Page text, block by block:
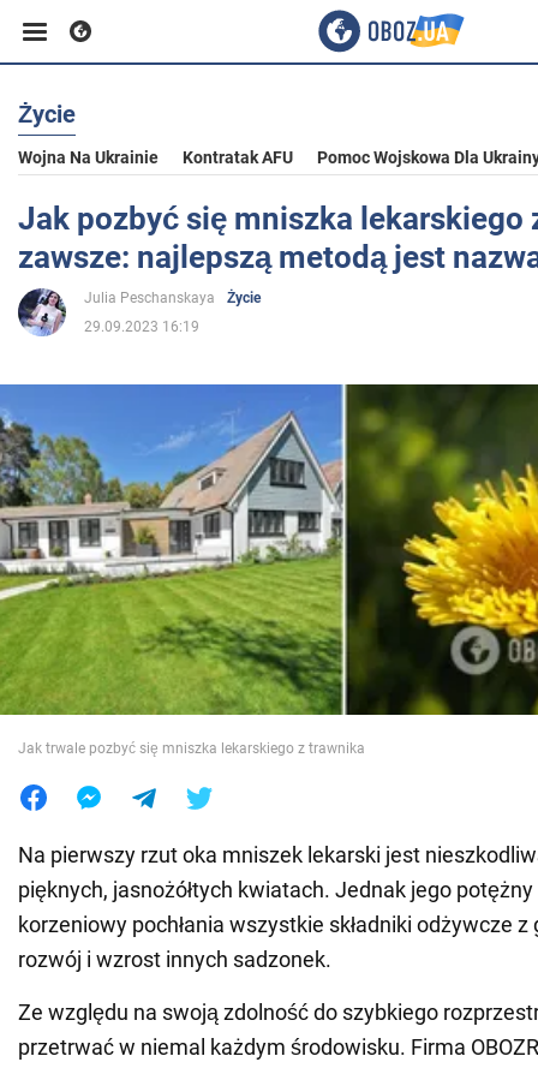
Biznes
Sport
Rozrywka
Polityka
Społeczeństwo
Wojna na Ukrainie
Świat
Jedzenie
Życie
Wojna Na Ukrainie Kontratak AFU Pomoc Wojskowa Dla
Jak pozbyć się mniszka lekarskiego
zawsze: najlepszą metodą jest
Julia Peschanskaya
Życie
29.09.2023 16:19
Jak trwale pozbyć się mniszka lekarskiego z trawnika
Na pierwszy rzut oka mniszek lekarski jest
pięknych, jasnożółtych kwiatach. Jednak jego
korzeniowy pochłania wszystkie składniki odżywcze
rozwój i wzrost innych sadzonek.
Ze względu na swoją zdolność do szybkiego
przetrwać w niemal każdym środowisku. Firma